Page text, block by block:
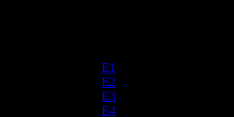
E1
E2
E3
E4